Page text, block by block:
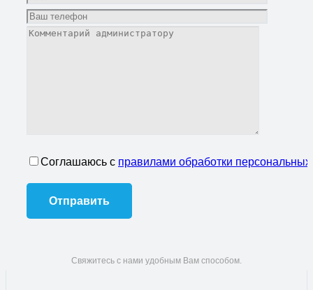
Соглашаюсь с правилами обработки
Свяжитесь с нами удобным Вам способом.